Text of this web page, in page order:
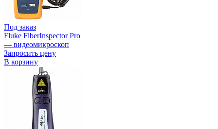
Под заказ
Fluke FiberInspector Pro
— видеомикроскоп
Запросить цену
В корзину